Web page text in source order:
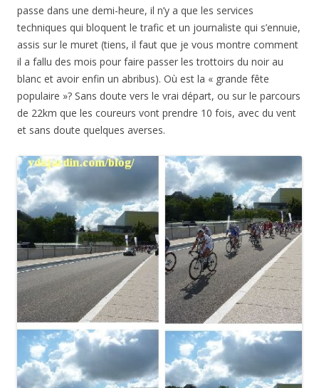
passe dans une demi-heure, il n’y a que les services
techniques qui bloquent le trafic et un journaliste qui s’ennuie,
assis sur le muret (tiens, il faut que je vous montre comment
il a fallu des mois pour faire passer les trottoirs du noir au
blanc et avoir enfin un abribus). Où est la « grande fête
populaire »? Sans doute vers le vrai départ, ou sur le parcours
de 22km que les coureurs vont prendre 10 fois, avec du vent
et sans doute quelques averses.